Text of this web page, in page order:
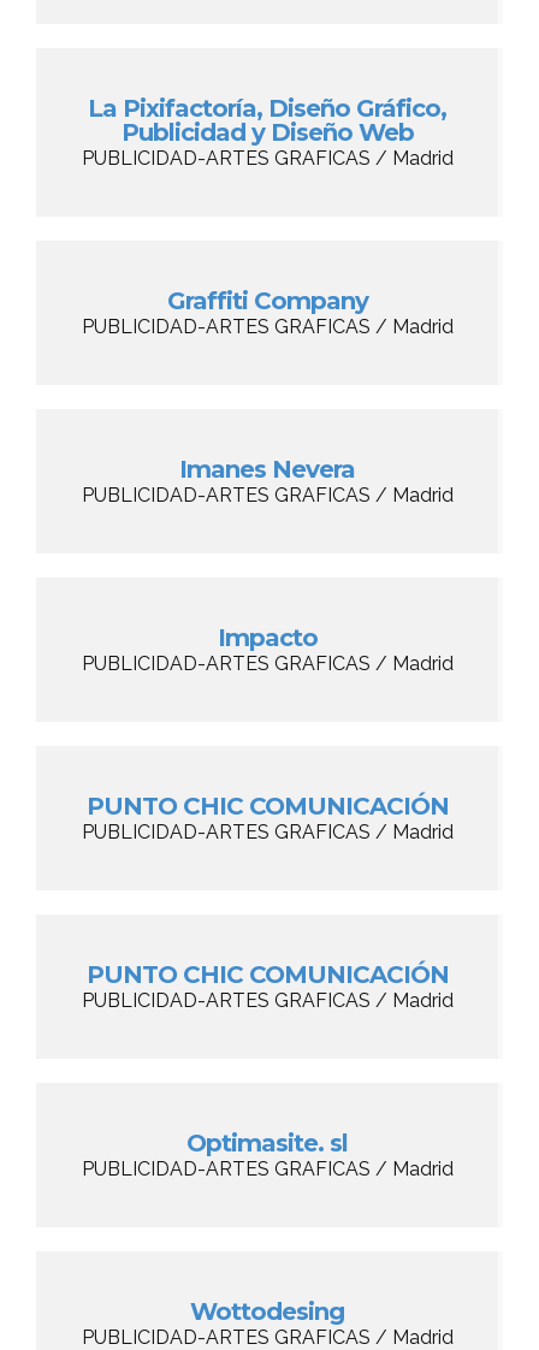
La Pixifactoría, Diseño Gráfico,
Publicidad y Diseño Web
PUBLICIDAD-ARTES GRAFICAS / Madrid
Graffiti Company
PUBLICIDAD-ARTES GRAFICAS / Madrid
Imanes Nevera
PUBLICIDAD-ARTES GRAFICAS / Madrid
Impacto
PUBLICIDAD-ARTES GRAFICAS / Madrid
PUNTO CHIC COMUNICACIÓN
PUBLICIDAD-ARTES GRAFICAS / Madrid
PUNTO CHIC COMUNICACIÓN
PUBLICIDAD-ARTES GRAFICAS / Madrid
Optimasite. sl
PUBLICIDAD-ARTES GRAFICAS / Madrid
Wottodesing
PUBLICIDAD-ARTES GRAFICAS / Madrid